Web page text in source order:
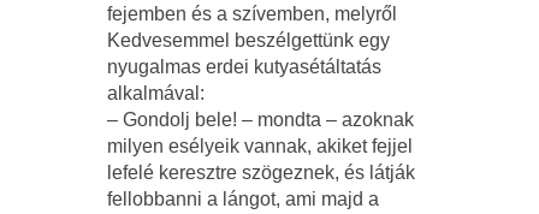
fejemben és a szívemben, melyről
Kedvesemmel beszélgettünk egy
nyugalmas erdei kutyasétáltatás
alkalmával:
– Gondolj bele! – mondta – azoknak
milyen esélyeik vannak, akiket fejjel
lefelé keresztre szögeznek, és látják
fellobbanni a lángot, ami majd a